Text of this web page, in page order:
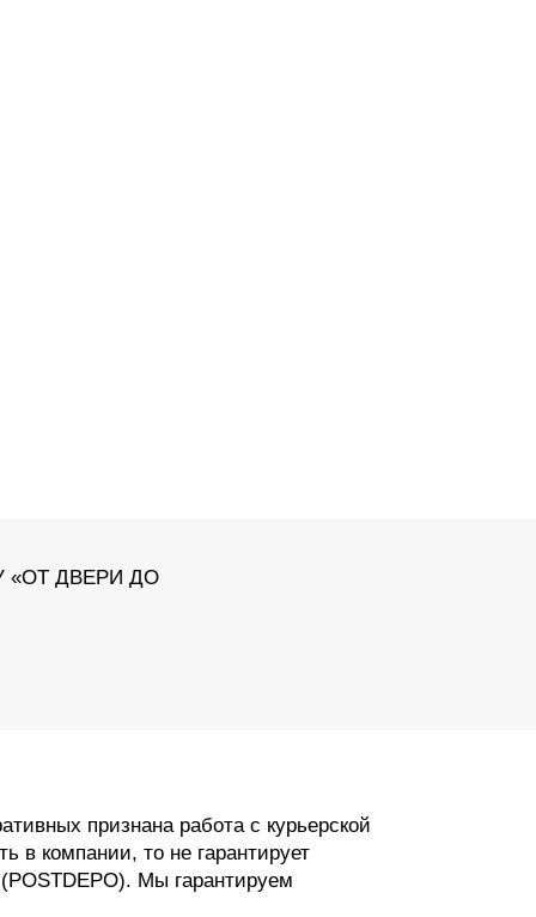
«ОТ ДВЕРИ ДО
признана работа с курьерской
в компании, то не гарантирует
Мы гарантируем